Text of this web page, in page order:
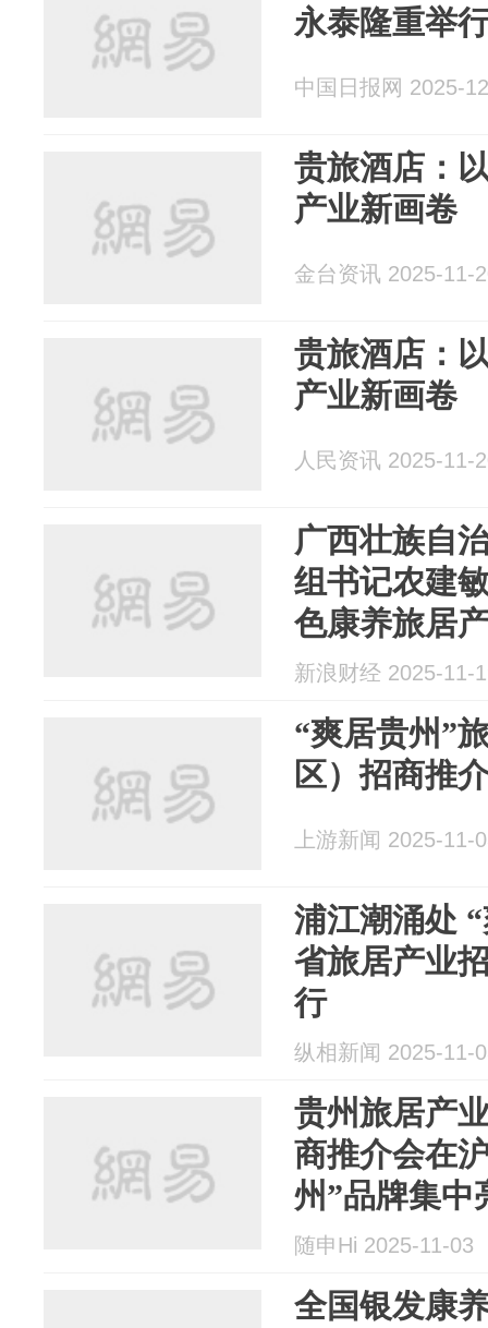
永泰隆重举
中国日报网 2025-
贵旅酒店：
产业新画卷
金台资讯 2025-11-
贵旅酒店：
产业新画卷
人民资讯 2025-11-
广西壮族自
组书记农建
色康养旅居
新浪财经 2025-11-
“爽居贵州”
区）招商推
上游新闻 2025-11-
浦江潮涌处
省旅居产业
行
纵相新闻 2025-11-
贵州旅居产
商推介会在
州”品牌集中
随申Hi 2025-11-03
全国银发康